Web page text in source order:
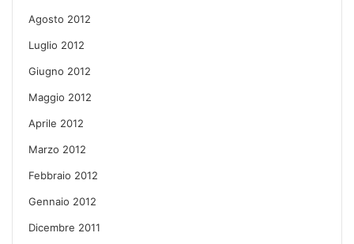
Agosto 2012
Luglio 2012
Giugno 2012
Maggio 2012
Aprile 2012
Marzo 2012
Febbraio 2012
Gennaio 2012
Dicembre 2011